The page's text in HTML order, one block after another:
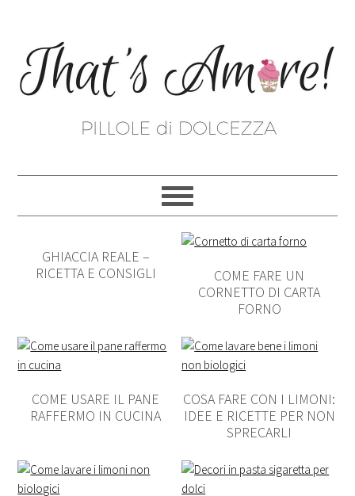
GHIACCIA REALE –
RICETTA E CONSIGLI
COME FARE UN
CORNETTO DI CARTA
FORNO
COME USARE IL PANE
RAFFERMO IN CUCINA
COSA FARE CON I LIMONI:
IDEE E RICETTE PER NON
SPRECARLI